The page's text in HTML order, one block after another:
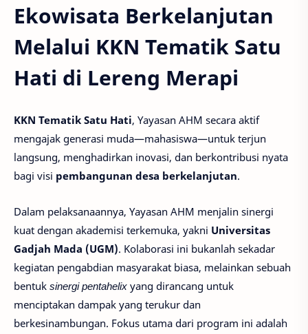
Ekowisata Berkelanjutan
Melalui KKN Tematik Satu
Hati di Lereng Merapi
KKN Tematik Satu Hati, Yayasan AHM secara aktif
mengajak generasi muda—mahasiswa—untuk terjun
langsung, menghadirkan inovasi, dan berkontribusi nyata
bagi visi pembangunan desa berkelanjutan.
Dalam pelaksanaannya, Yayasan AHM menjalin sinergi
kuat dengan akademisi terkemuka, yakni Universitas
Gadjah Mada (UGM). Kolaborasi ini bukanlah sekadar
kegiatan pengabdian masyarakat biasa, melainkan sebuah
bentuk sinergi pentahelix yang dirancang untuk
menciptakan dampak yang terukur dan
berkesinambungan. Fokus utama dari program ini adalah